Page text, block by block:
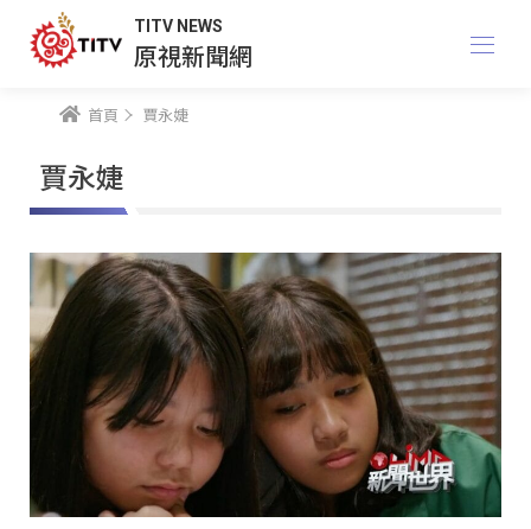
TITV NEWS
原視新聞網
首頁 賈永婕
賈永婕